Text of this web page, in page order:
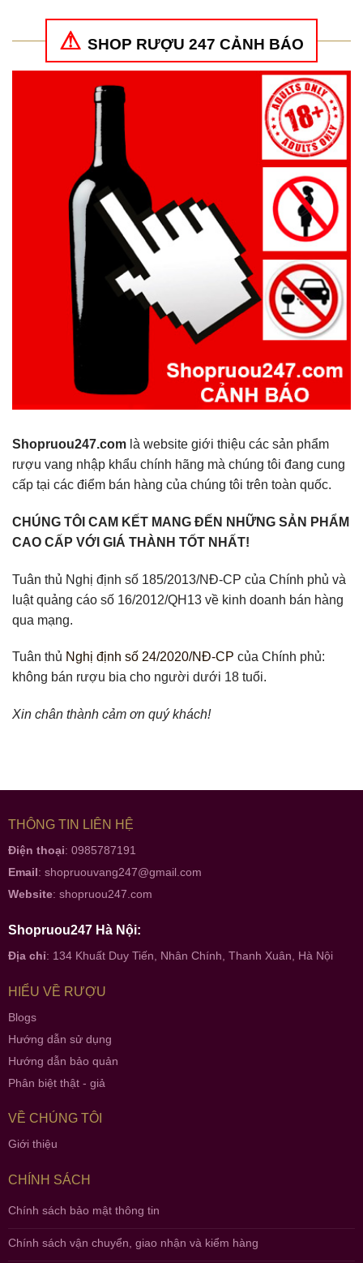
SHOP RƯỢU 247 CẢNH BÁO
Shopruou247.com là website giới thiệu các sản phẩm
rượu vang nhập khẩu chính hãng mà chúng tôi đang cung
cấp tại các điểm bán hàng của chúng tôi trên toàn quốc.
CHÚNG TÔI CAM KẾT MANG ĐẾN NHỮNG SẢN PHẨM
CAO CẤP VỚI GIÁ THÀNH TỐT NHẤT!
Tuân thủ Nghị định số 185/2013/NĐ-CP của Chính phủ và
luật quảng cáo số 16/2012/QH13 về kinh doanh bán hàng
qua mạng.
Tuân thủ Nghị định số 24/2020/NĐ-CP của Chính phủ:
không bán rượu bia cho người dưới 18 tuổi.
Xin chân thành cảm ơn quý khách!
THÔNG TIN LIÊN HỆ
Điện thoại: 0985787191
Email: shopruouvang247@gmail.com
Website: shopruou247.com
Shopruou247 Hà Nội:
Địa chỉ: 134 Khuất Duy Tiến, Nhân Chính, Thanh Xuân, Hà Nội
HIỂU VỀ RƯỢU
Blogs
Hướng dẫn sử dụng
Hướng dẫn bảo quản
Phân biệt thật - giả
VỀ CHÚNG TÔI
Giới thiệu
CHÍNH SÁCH
Chính sách bảo mật thông tin
Chính sách vận chuyển, giao nhận và kiểm hàng